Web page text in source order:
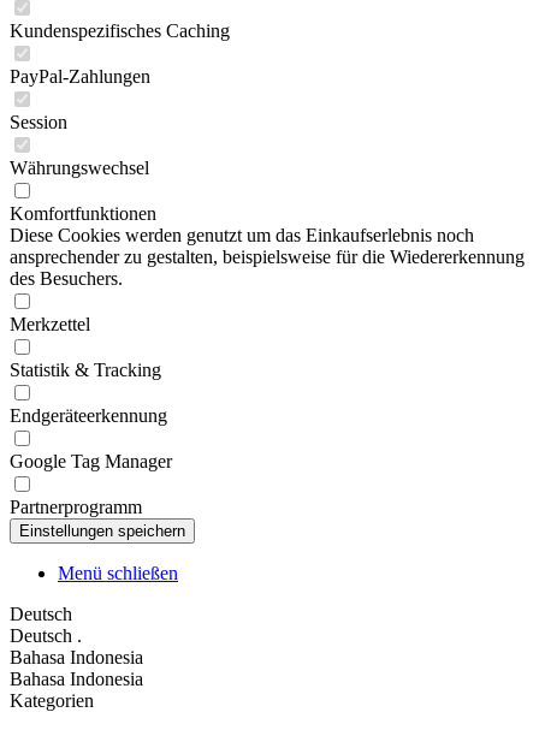
Kundenspezifisches Caching
PayPal-Zahlungen
Session
Währungswechsel
Komfortfunktionen
Diese Cookies werden genutzt um das Einkaufserlebnis noch
ansprechender zu gestalten, beispielsweise für die Wiedererkennung
des Besuchers.
Merkzettel
Statistik & Tracking
Endgeräteerkennung
Google Tag Manager
Partnerprogramm
Menü schließen
Deutsch
Deutsch .
Bahasa Indonesia
Bahasa Indonesia
Kategorien